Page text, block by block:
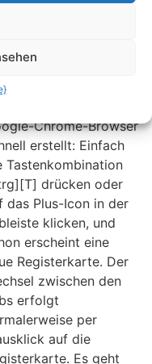
& Google
durch die
blättern
Chrome-Browser
erstellt: Einfach
Tastenkombination
drücken oder
das Plus-Icon in der
klicken, und
erscheint eine
Registerkarte. Der
zwischen den
erfolgt
per
auf die
Es geht